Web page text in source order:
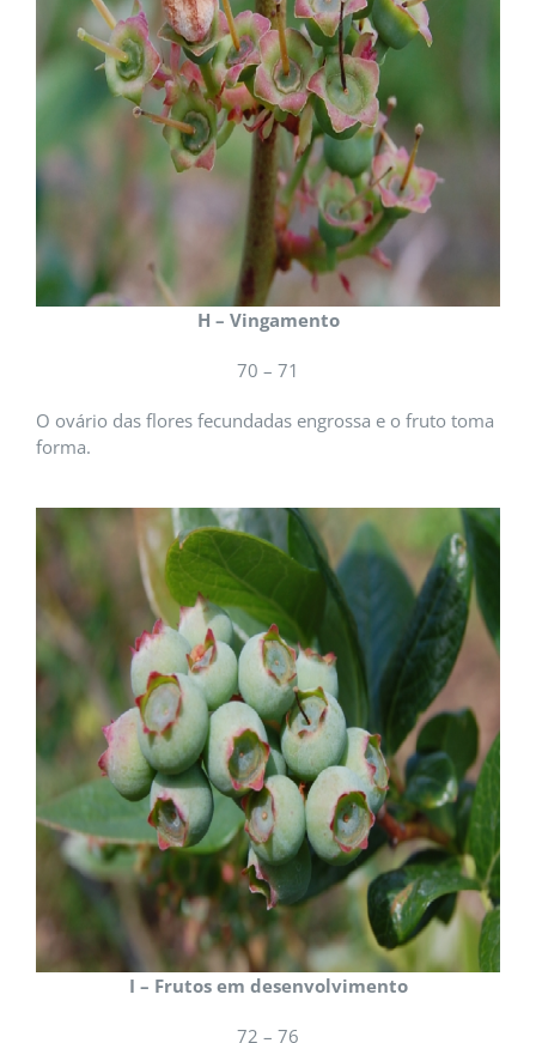
H – Vingamento
70 – 71
O ovário das flores fecundadas engrossa e o fruto toma
forma.
I – Frutos em desenvolvimento
72 – 76